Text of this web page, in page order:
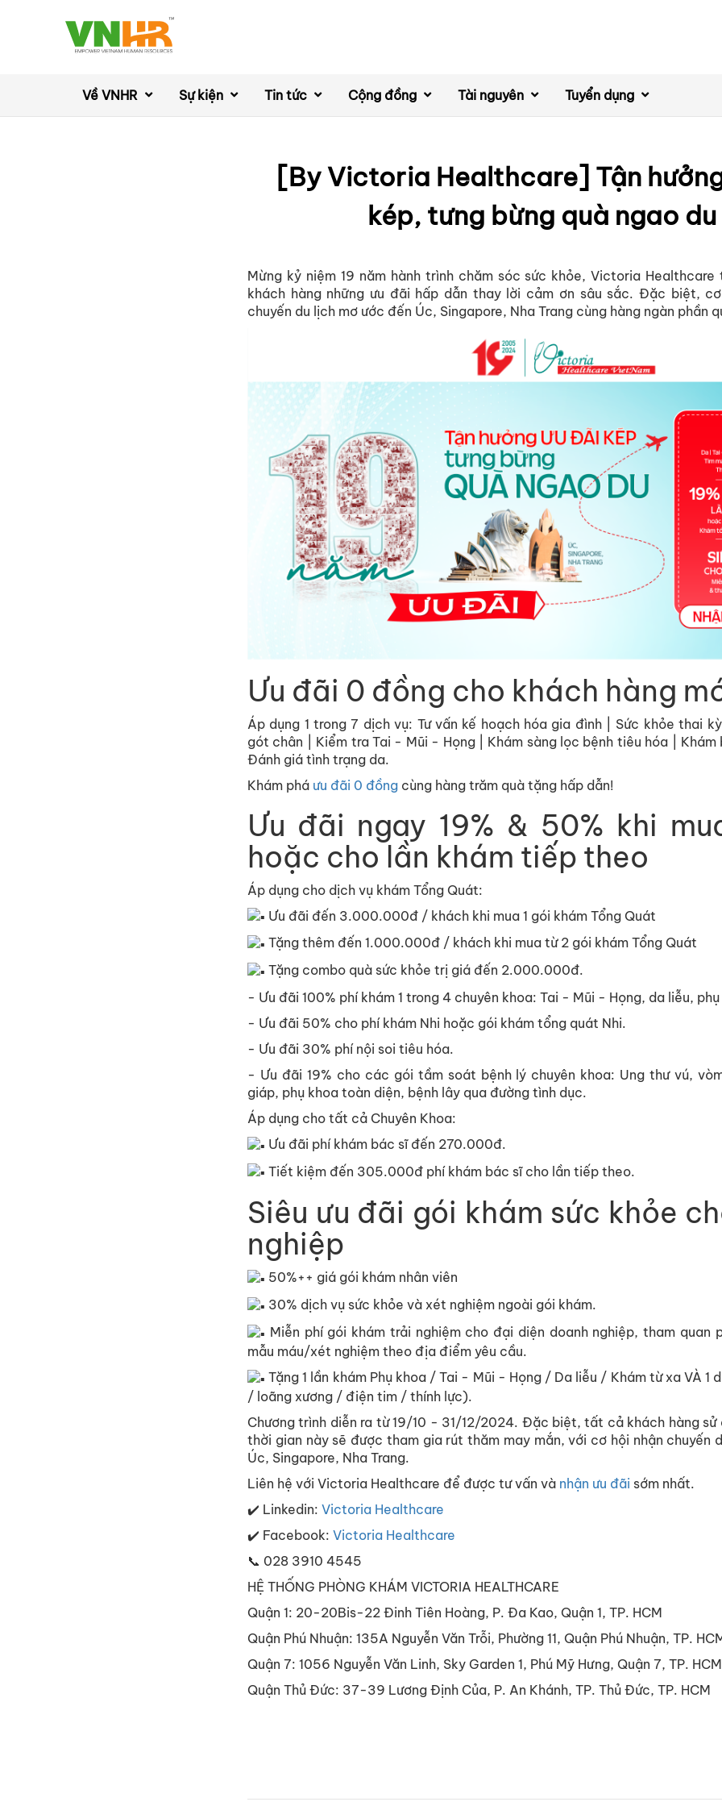
Về VNHR Sự kiện Tin tức Cộng đồng Tài nguyên Tuyển dụng
[By Victoria Healthcare] Tận
kép, tưng bừng quà ngao du
Mừng kỷ niệm 19 năm hành trình chăm sóc sức khỏe, Victoria
khách hàng những ưu đãi hấp dẫn thay lời cảm ơn sâu sắc. Đặc biệt,
chuyến du lịch mơ ước đến Úc, Singapore, Nha Trang cùng hàng ngàn phần
Ưu đãi 0 đồng cho khách hàng
Áp dụng 1 trong 7 dịch vụ: Tư vấn kế hoạch hóa gia đình | Sức khỏe thai
gót chân | Kiểm tra Tai - Mũi - Họng | Khám sàng lọc bệnh tiêu hóa |
Đánh giá tình trạng da.
Khám phá ưu đãi 0 đồng cùng hàng trăm quà tặng hấp dẫn!
Ưu đãi ngay 19% & 50% khi
hoặc cho lần khám tiếp theo
Áp dụng cho dịch vụ khám Tổng Quát:
Ưu đãi đến 3.000.000đ / khách khi mua 1 gói khám Tổng Quát
Tặng thêm đến 1.000.000đ / khách khi mua từ 2 gói khám Tổng Quát
Tặng combo quà sức khỏe trị giá đến 2.000.000đ.
- Ưu đãi 100% phí khám 1 trong 4 chuyên khoa: Tai - Mũi - Họng, da liễu,
- Ưu đãi 50% cho phí khám Nhi hoặc gói khám tổng quát Nhi.
- Ưu đãi 30% phí nội soi tiêu hóa.
- Ưu đãi 19% cho các gói tầm soát bệnh lý chuyên khoa: Ung thư vú,
giáp, phụ khoa toàn diện, bệnh lây qua đường tình dục.
Áp dụng cho tất cả Chuyên Khoa:
Ưu đãi phí khám bác sĩ đến 270.000đ.
Tiết kiệm đến 305.000đ phí khám bác sĩ cho lần tiếp theo.
Siêu ưu đãi gói khám sức khỏe
nghiệp
50%++ giá gói khám nhân viên
30% dịch vụ sức khỏe và xét nghiệm ngoài gói khám.
Miễn phí gói khám trải nghiệm cho đại diện doanh nghiệp, tham quan
mẫu máu/xét nghiệm theo địa điểm yêu cầu.
Tặng 1 lần khám Phụ khoa / Tai - Mũi - Họng / Da liễu / Khám từ xa VÀ 1
/ loãng xương / điện tim / thính lực).
Chương trình diễn ra từ 19/10 - 31/12/2024. Đặc biệt, tất cả khách hàng sử
thời gian này sẽ được tham gia rút thăm may mắn, với cơ hội nhận chuyến
Úc, Singapore, Nha Trang.
Liên hệ với Victoria Healthcare để được tư vấn và nhận ưu đãi sớm nhất.
✔️ Linkedin: Victoria Healthcare
✔️ Facebook: Victoria Healthcare
📞 028 3910 4545
HỆ THỐNG PHÒNG KHÁM VICTORIA HEALTHCARE
Quận 1: 20-20Bis-22 Đinh Tiên Hoàng, P. Đa Kao, Quận 1, TP. HCM
Quận Phú Nhuận: 135A Nguyễn Văn Trỗi, Phường 11, Quận Phú Nhuận, TP.
Quận 7: 1056 Nguyễn Văn Linh, Sky Garden 1, Phú Mỹ Hưng, Quận 7, TP. HCM
Quận Thủ Đức: 37-39 Lương Định Của, P. An Khánh, TP. Thủ Đức, TP. HCM